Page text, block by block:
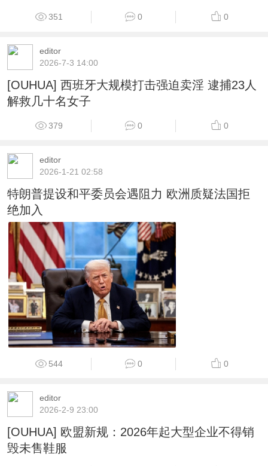
351 0 0
editor
2026-7-3 14:00
[OUHUA] 西班牙大规模打击强迫卖淫 逮捕23人
解救几十名女子
379 0 0
editor
2026-1-21 02:58
特朗普提设和平委员会遇阻力 欧洲质疑法国拒
绝加入
544 0 0
editor
2026-2-9 23:00
[OUHUA] 欧盟新规：2026年起大型企业不得销
毁未售鞋服